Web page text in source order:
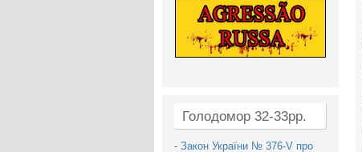
Голодомор 32-33рр.
- Закон України № 376-V про